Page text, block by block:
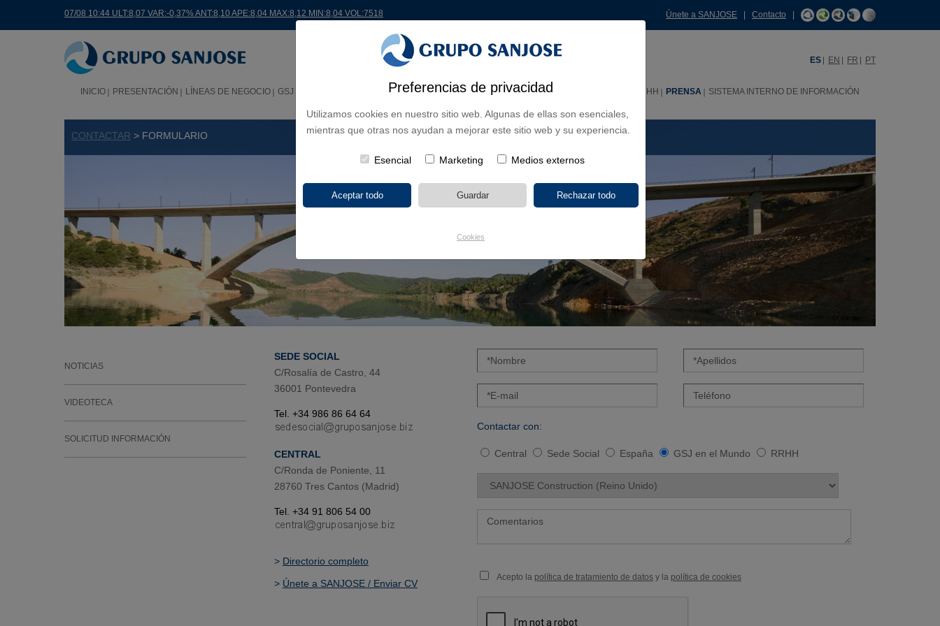
Preferencias de privacidad
Utilizamos cookies en nuestro sitio web. Algunas de ellas son esenciales,
mientras que otras nos ayudan a mejorar este sitio web y su experiencia.
Esencial Marketing Medios externos
Cookies
07/08 10:44 ULT:8,07 VAR:-0,37% ANT:8,10 APE:8,04 MAX:8,12 MIN:8,04 VOL:7518 Únete a SANJOSE Contacto
ES EN FR PT
INICIO PRESENTACIÓN LÍNEAS DE NEGOCIO GSJ EN EL MUNDO PROYECTOS ACCIONISTAS E INVERSORES INNOVACIÓN RRHH PRENSA SISTEMA INTERNO DE INFORMACIÓN
CONTACTAR > FORMULARIO
NOTICIAS
VIDEOTECA
SOLICITUD INFORMACIÓN
Contactar con:
Central Sede Social España GSJ en el Mundo RRHH
Acepto la política de tratamiento de datos y la política de cookies
SEDE SOCIAL
C/Rosalía de Castro, 44
36001 Pontevedra
Tel. +34 986 86 64 64
CENTRAL
C/Ronda de Poniente, 11
28760 Tres Cantos (Madrid)
Tel. +34 91 806 54 00
> Directorio completo
> Únete a SANJOSE / Enviar CV